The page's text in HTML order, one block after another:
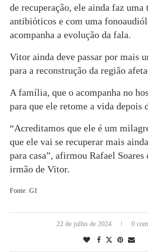
de recuperação, ele ainda faz uma
antibióticos e com uma
acompanha a evolução da fala.
Vitor ainda deve passar por mais
para a reconstrução da região
A família, que o acompanha no
para que ele retome a vida depois
“Acreditamos que ele é um
que ele vai se recuperar mais
para casa”, afirmou Rafael Soares
irmão de Vitor.
Fonte: G1
22 de julho de 2024 0